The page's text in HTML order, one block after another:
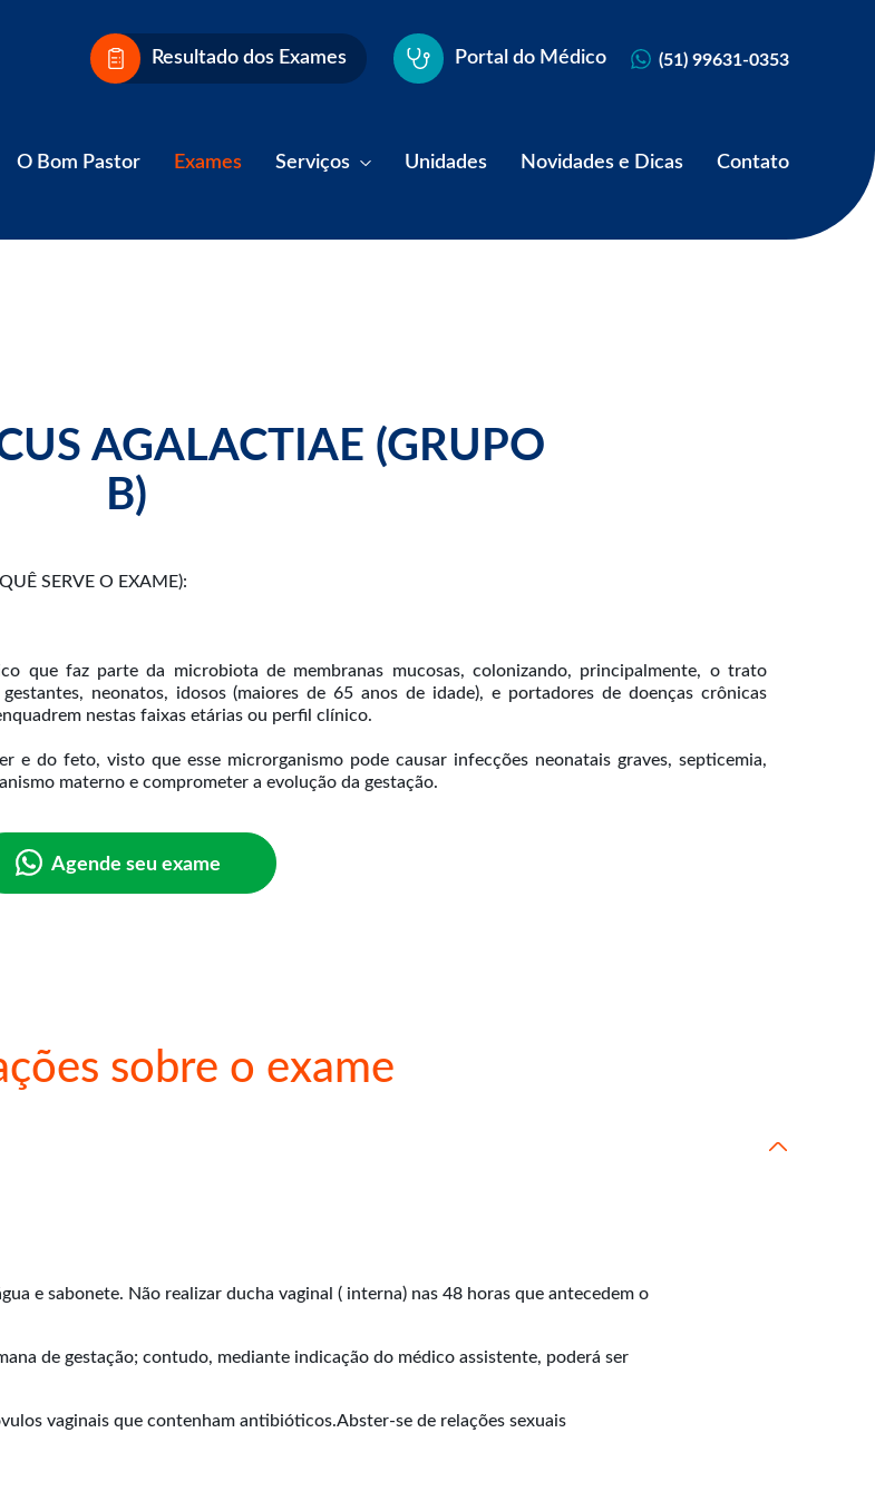
Resultado dos Exames Portal do Médico (51) 99631-0353
O Bom Pastor Exames Serviços Unidades Novidades e Dicas Contato
AGALACTIAE (GRUPO
B)
SERVE O EXAME):
que faz parte da microbiota de membranas mucosas, colonizando, principalmente, o trato
neonatos, idosos (maiores de 65 anos de idade), e portadores de doenças crônicas
nestas faixas etárias ou perfil clínico.
e do feto, visto que esse microrganismo pode causar infecções neonatais graves, septicemia,
materno e comprometer a evolução da gestação.
Agende seu exame
sobre o exame
e sabonete. Não realizar ducha vaginal ( interna) nas 48 horas que antecedem o
de gestação; contudo, mediante indicação do médico assistente, poderá ser
vaginais que contenham antibióticos.Abster-se de relações sexuais